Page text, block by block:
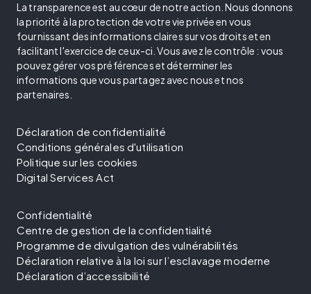
La transparence est au cœur de notre action. Nous donnons
la priorité à la protection de votre vie privée en vous
fournissant des informations claires sur vos droits et en
facilitant l'exercice de ceux-ci. Vous avez le contrôle : vous
pouvez gérer vos préférences et déterminer les
informations que vous partagez avec nous et nos
partenaires.
Déclaration de confidentialité
Conditions générales d'utilisation
Politique sur les cookies
Digital Services Act
Confidentialité
Centre de gestion de la confidentialité
Programme de divulgation des vulnérabilités
Déclaration relative à la loi sur l’esclavage moderne
Déclaration d’accessibilité